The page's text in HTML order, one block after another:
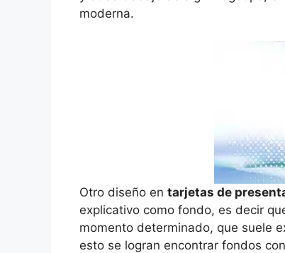
moderna.
Otro diseño en tarjetas de
explicativo como fondo, es decir
momento determinado, que suele
esto se logran encontrar fondos